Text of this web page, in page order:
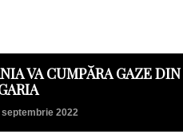
VA CUMPĂRA GAZE DIN
septembrie 2022